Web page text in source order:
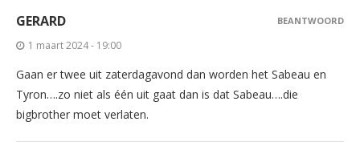
GERARD
1 maart 2024 - 19:00
Gaan er twee uit zaterdagavond dan worden het Sabeau en
Tyron….zo niet als één uit gaat dan is dat Sabeau….die
bigbrother moet verlaten.
BEANTWOORD